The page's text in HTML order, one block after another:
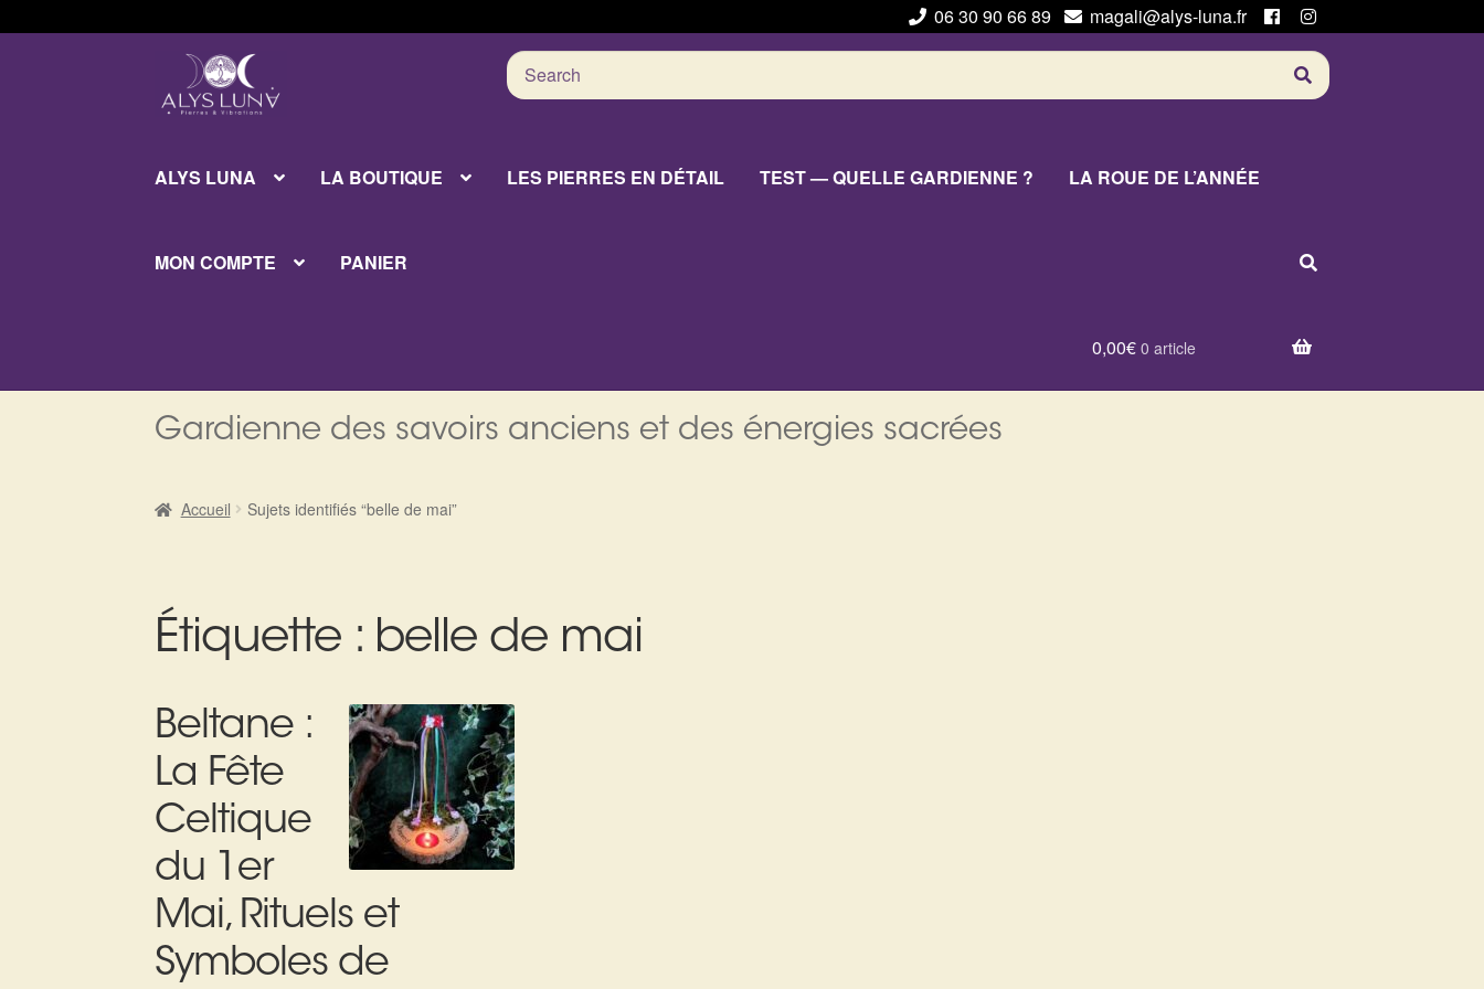
06 30 90 66 89
magali@alys-luna.fr
Aller
la
Aller
au
contenu
Search
for:
ALYS LUNA LA BOUTIQUE LES PIERRES EN DÉTAIL TEST — QUELLE GARDIENNE ? LA ROUE DE L’ANNÉE
MON COMPTE PANIER
0,00€ 0 article
Gardienne des savoirs anciens et des énergies sacrées
Accueil Sujets identifiés “belle de mai”
Étiquette : belle de mai
Beltane :
La Fête
Celtique
du 1er
Mai, Rituels et
Symboles de